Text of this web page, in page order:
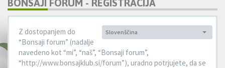
BONSAJI FORUM - REGISTRACIJA
Jezik:
Slovenščina
Z dostopanjem do
“Bonsaji forum” (nadalje
navedeno kot “mi”, “naš”, “Bonsaji forum”,
“http://www.bonsajklub.si/forum”), uradno potrjujete, da se